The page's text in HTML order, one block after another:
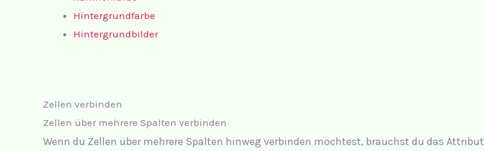
Hintergrundfarbe
Hintergrundbilder
Zellen verbinden
Zellen über mehrere Spalten verbinden
Wenn du Zellen über mehrere Spalten hinweg verbinden möchtest, brauchst du das Attribut